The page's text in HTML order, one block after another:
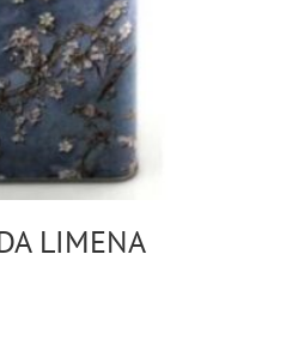
LIMENA